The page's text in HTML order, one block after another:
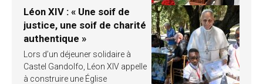
Léon XIV : « Une soif de
justice, une soif de charité
authentique »
Lors d’un déjeuner solidaire à
Castel Gandolfo, Léon XIV appelle
à construire une Église